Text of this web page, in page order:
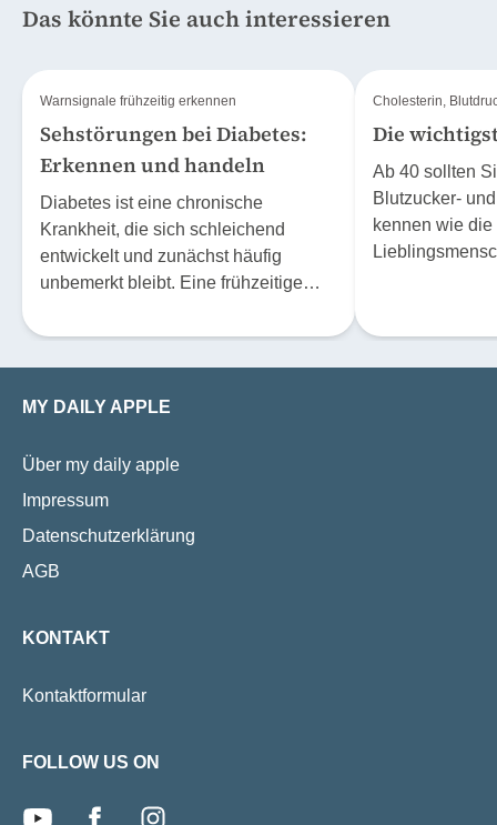
Das könnte Sie auch interessieren
Warnsignale frühzeitig erkennen
Sehstörungen bei Diabetes:
Erkennen und handeln
Diabetes ist eine chronische
Krankheit, die sich schleichend
entwickelt und zunächst häufig
unbemerkt bleibt. Eine frühzeitige
schwerwiegende Folgen verhindern
Diabetes, darunter etwa typische
als solche erkannt.
Cholesterin,
Die
Ab 40 sollten
Blutzucker-
kennen wie
MY DAILY APPLE
Über my daily apple
Impressum
Datenschutzerklärung
AGB
KONTAKT
Kontaktformular
FOLLOW US ON
youtube facebookinstagram